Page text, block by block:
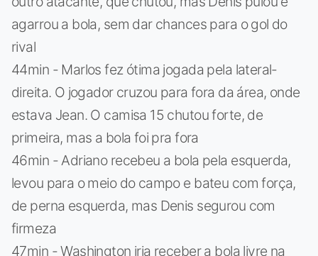
agarrou a bola, sem dar chances para o gol do
rival
44min - Marlos fez ótima jogada pela lateral-
direita. O jogador cruzou para fora da área, onde
estava Jean. O camisa 15 chutou forte, de
primeira, mas a bola foi pra fora
46min - Adriano recebeu a bola pela esquerda,
levou para o meio do campo e bateu com força,
de perna esquerda, mas Denis segurou com
firmeza
47min - Washington iria receber a bola livre na